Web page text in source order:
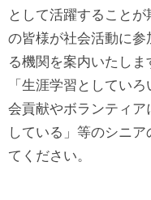
として活躍すること
の皆様が社会活動に
る機関を案内いたしま
「生涯学習としてい
会貢献やボランティ
している」等のシニ
てください。